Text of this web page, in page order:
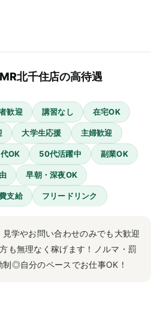
北千住店の高待遇
歓迎 講習なし 在宅OK
大学生応援 主婦歓迎
OK 50代活躍中 副業OK
早朝・深夜OK
支給 フリードリンク
学やお問い合わせのみでも大歓迎
も無理なく稼げます！ノルマ・罰
◎自分のペースでお仕事OK！